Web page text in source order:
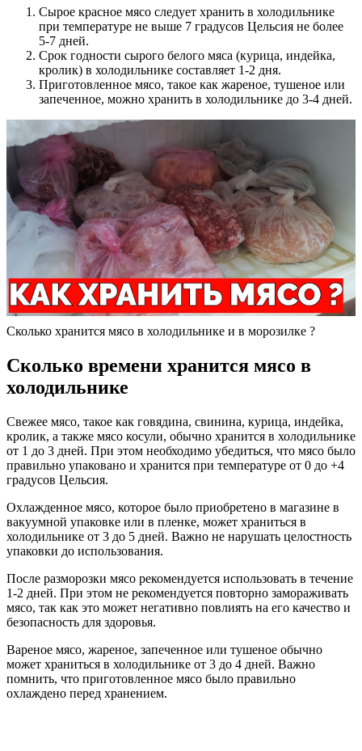
Сырое красное мясо следует хранить в холодильнике
при температуре не выше 7 градусов Цельсия не более
5-7 дней.
Срок годности сырого белого мяса (курица, индейка,
кролик) в холодильнике составляет 1-2 дня.
Приготовленное мясо, такое как жареное, тушеное или
запеченное, можно хранить в холодильнике до 3-4 дней.
Сколько хранится мясо в холодильнике и в морозилке ?
Сколько времени хранится мясо в
холодильнике
Свежее мясо, такое как говядина, свинина, курица, индейка,
кролик, а также мясо косули, обычно хранится в холодильнике
от 1 до 3 дней. При этом необходимо убедиться, что мясо было
правильно упаковано и хранится при температуре от 0 до +4
градусов Цельсия.
Охлажденное мясо, которое было приобретено в магазине в
вакуумной упаковке или в пленке, может храниться в
холодильнике от 3 до 5 дней. Важно не нарушать целостность
упаковки до использования.
После разморозки мясо рекомендуется использовать в течение
1-2 дней. При этом не рекомендуется повторно замораживать
мясо, так как это может негативно повлиять на его качество и
безопасность для здоровья.
Вареное мясо, жареное, запеченное или тушеное обычно
может храниться в холодильнике от 3 до 4 дней. Важно
помнить, что приготовленное мясо было правильно
охлаждено перед хранением.